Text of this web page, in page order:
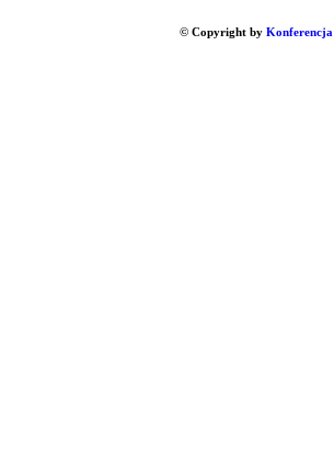
© Copyright by Konferencja